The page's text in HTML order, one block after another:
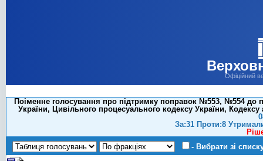
Офіційний
Поіменне голосування про підтримку поправок №553, №554 до
України, Цивільного процесуального кодексу України,
За:31 Проти:8
- Вибрати зі